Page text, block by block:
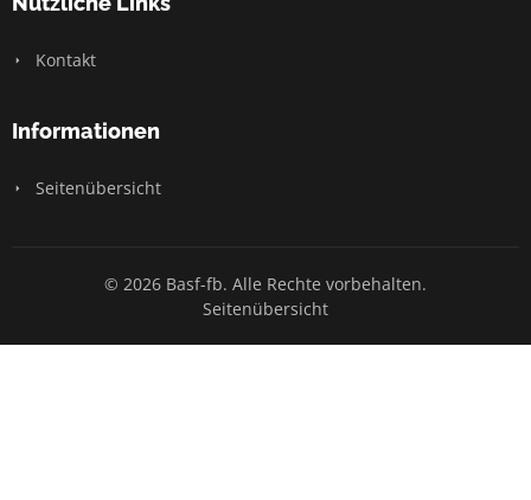
Kontakt
Informationen
Seitenübersicht
© 2026 Basf-fb. Alle Rechte vorbehalten.
Seitenübersicht